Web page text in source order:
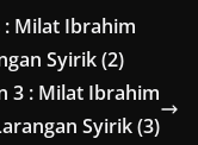
: Milat Ibrahim
Syirik (2)
3 : Milat Ibrahim
Syirik (3)